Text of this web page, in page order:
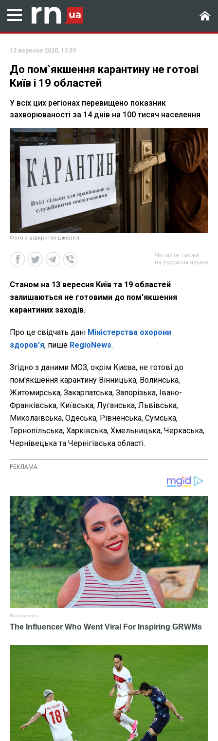
13 вересня 2020, 13:29
До пом`якшення карантину не готові
Київ і 19 областей
У всіх цих регіонах перевищено показник
захворюваності за 14 днів на 100 тисяч населення
Фото з відкритих джерел
Читайте также
на русском языке
Станом на 13 вересня Київ та 19 областей
залишаються не готовими до пом'якшення
карантиних заходів.
Про це свідчать дані Міністерства охорони
здоров'я, пише RegioNews.
Згідно з даними МОЗ, окрім Києва, не готові до
пом'якшення карантину Вінницька, Волинська,
Житомирська, Закарпатська, Запорізька, Івано-
Франківська, Київська, Луганська, Львівська,
Миколаївська, Одеська, Рівненська, Сумська,
Тернопільська, Харківська, Хмельницька, Черкаська,
Чернівецька та Чернігівська області.